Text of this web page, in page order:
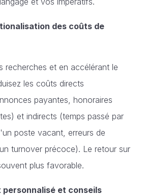
des coûts de
recherches et en accélérant le
les coûts directs
payantes, honoraires
et indirects (temps passé par
poste vacant, erreurs de
turnover précoce). Le retour sur
plus favorable.
personnalisé et conseils